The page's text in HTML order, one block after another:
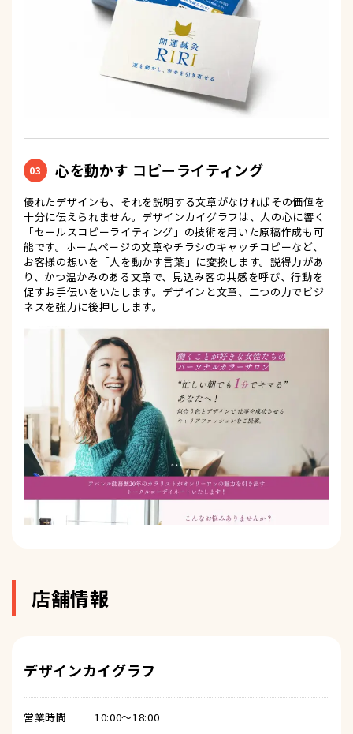
03 心を動かす コピーライティング
優れたデザインも、それを説明する文章がなければその価値を
十分に伝えられません。デザインカイグラフは、人の心に響く
「セールスコピーライティング」の技術を用いた原稿作成も可
能です。ホームページの文章やチラシのキャッチコピーなど、
お客様の想いを「人を動かす言葉」に変換します。説得力があ
り、かつ温かみのある文章で、見込み客の共感を呼び、行動を
促すお手伝いをいたします。デザインと文章、二つの力でビジ
ネスを強力に後押しします。
店舗情報
デザインカイグラフ
営業時間 10:00〜18:00